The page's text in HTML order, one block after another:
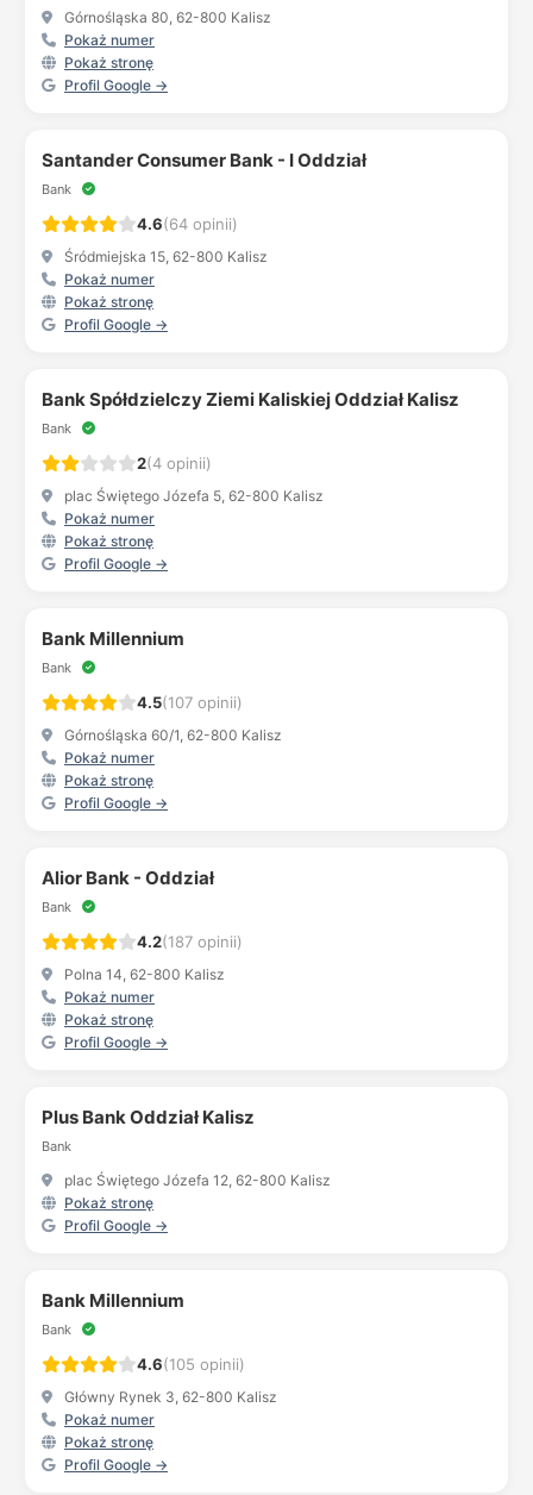
Górnośląska 80, 62-800 Kalisz
Pokaż numer
Pokaż stronę
Profil Google →
Santander Consumer Bank - I Oddział
Bank
4.6(64 opinii)
Śródmiejska 15, 62-800 Kalisz
Pokaż numer
Pokaż stronę
Profil Google →
Bank Spółdzielczy Ziemi Kaliskiej Oddział Kalisz
Bank
2(4 opinii)
plac Świętego Józefa 5, 62-800 Kalisz
Pokaż numer
Pokaż stronę
Profil Google →
Bank Millennium
Bank
4.5(107 opinii)
Górnośląska 60/1, 62-800 Kalisz
Pokaż numer
Pokaż stronę
Profil Google →
Alior Bank - Oddział
Bank
4.2(187 opinii)
Polna 14, 62-800 Kalisz
Pokaż numer
Pokaż stronę
Profil Google →
Plus Bank Oddział Kalisz
Bank
plac Świętego Józefa 12, 62-800 Kalisz
Pokaż stronę
Profil Google →
Bank Millennium
Bank
4.6(105 opinii)
Główny Rynek 3, 62-800 Kalisz
Pokaż numer
Pokaż stronę
Profil Google →